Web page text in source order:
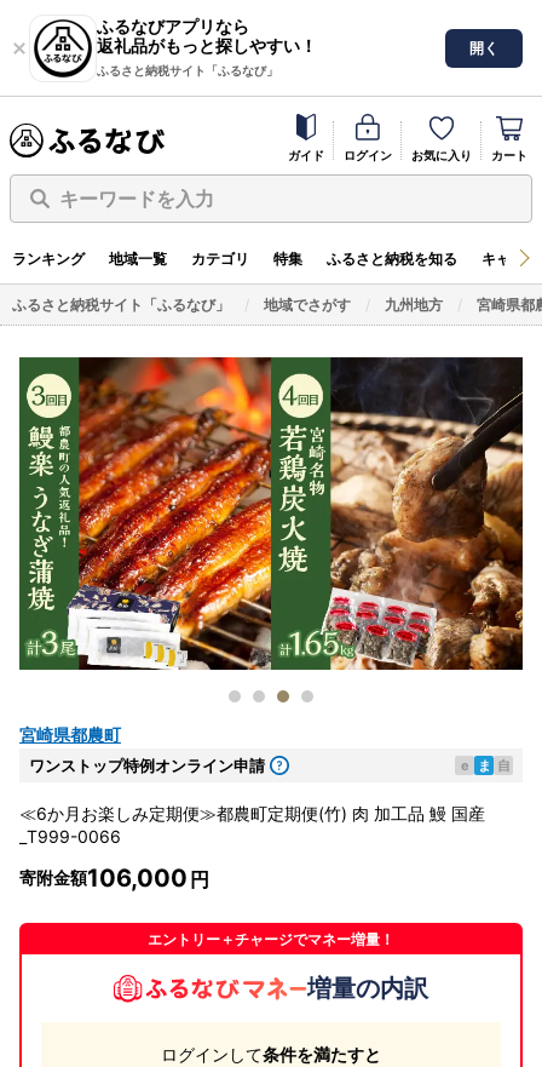
ふるなびアプリなら
返礼品がもっと探しやすい！
ふるさと納税サイト「ふるなび」
開く
ガイド ログイン お気に入り カート
キーワードを入力
ランキング 地域一覧 カテゴリ 特集 ふるさと納税を知る キャン
ふるさと納税サイト「ふるなび」 地域でさがす 九州地方 宮崎県都
宮崎県都農町
ワンストップ特例オンライン申請 e ま 自
≪6か月お楽しみ定期便≫都農町定期便(竹) 肉 加工品 鰻 国産
_T999-0066
寄附金額106,000
エントリー＋チャージでマネー増量！
増量の内訳
ログインして条件を満たすと